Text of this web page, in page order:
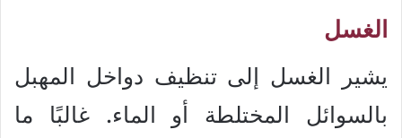
الغسل
يشير الغسل إلى تنظيف دواخل المهبل
بالسوائل المختلطة أو الماء. غالبًا ما